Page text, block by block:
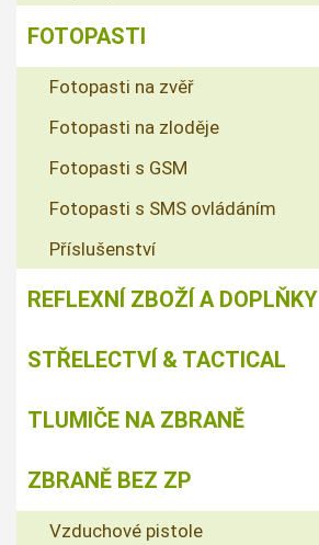
FOTOPASTI
Fotopasti na zvěř
Fotopasti na zloděje
Fotopasti s GSM
Fotopasti s SMS ovládáním
Příslušenství
REFLEXNÍ ZBOŽÍ A DOPLŇKY
STŘELECTVÍ & TACTICAL
TLUMIČE NA ZBRANĚ
ZBRANĚ BEZ ZP
Vzduchové pistole